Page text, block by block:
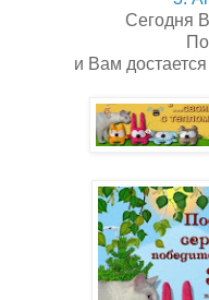
Сегодня
и Вам